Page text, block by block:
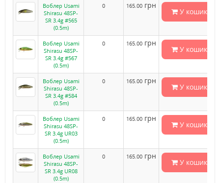
Воблер Usami
Shirasu 48SP-
SR 3.4g #565
(0.5m)
0 165.00 грн
У кошик
Воблер Usami
Shirasu 48SP-
SR 3.4g #567
(0.5m)
0 165.00 грн
У кошик
Воблер Usami
Shirasu 48SP-
SR 3.4g #584
(0.5m)
0 165.00 грн
У кошик
Воблер Usami
Shirasu 48SP-
SR 3.4g UR03
(0.5m)
0 165.00 грн
У кошик
Воблер Usami
Shirasu 48SP-
SR 3.4g UR08
(0.5m)
0 165.00 грн
У кошик